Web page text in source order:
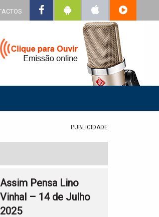
PUBLICIDADE
Assim Pensa Lino
Vinhal – 14 de Julho
2025